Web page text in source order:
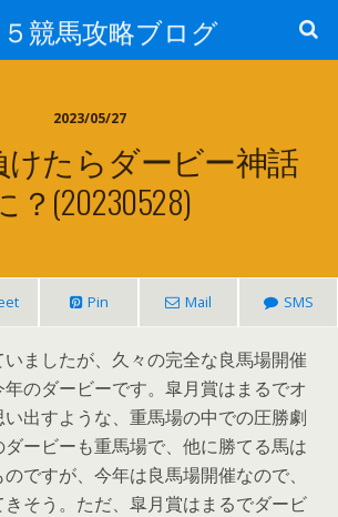
５競馬攻略ブログ
2023/05/27
たらダービー神話
？(20230528)
Pin Mail SMS
ましたが、久々の完全な良馬場開催
のダービーです。皐月賞はまるでオ
出すような、重馬場の中での圧勝劇
ービーも重馬場で、他に勝てる馬は
ですが、今年は良馬場開催なので、
そう。ただ、皐月賞はまるでダービ